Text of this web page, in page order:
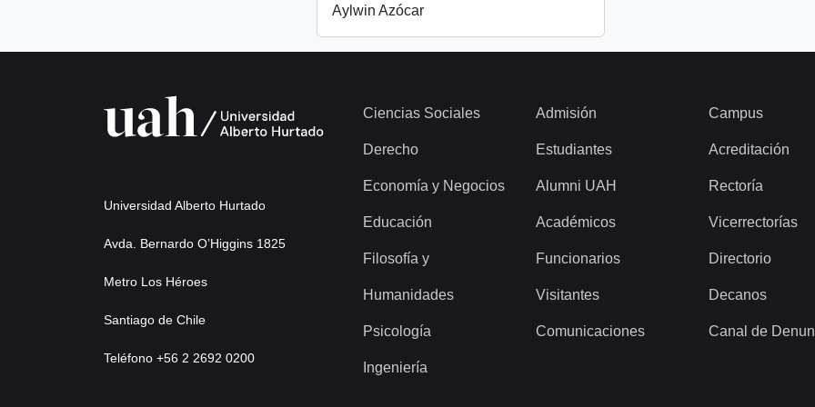
Aylwin Azócar
Universidad Alberto Hurtado
Avda. Bernardo O’Higgins 1825
Metro Los Héroes
Santiago de Chile
Teléfono +56 2 2692 0200
Ciencias Sociales
Derecho
Economía y Negocios
Educación
Filosofía y
Humanidades
Psicología
Ingeniería
Admisión
Estudiantes
Alumni UAH
Académicos
Funcionarios
Visitantes
Comunicaciones
Campus
Acreditación
Rectoría
Vicerrectorías
Directorio
Decanos
Canal de